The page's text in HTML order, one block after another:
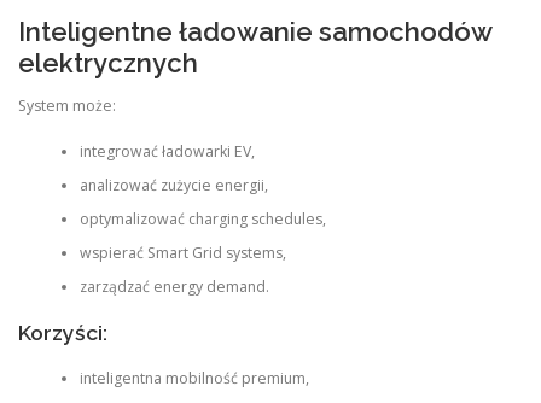
Inteligentne ładowanie samochodów
elektrycznych
System może:
integrować ładowarki EV,
analizować zużycie energii,
optymalizować charging schedules,
wspierać Smart Grid systems,
zarządzać energy demand.
Korzyści:
inteligentna mobilność premium,